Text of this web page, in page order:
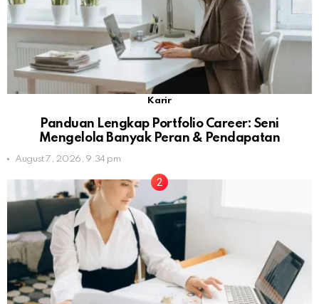
Karir
Panduan Lengkap Portfolio Career: Seni
Mengelola Banyak Peran & Pendapatan
August 7, 2026, 9:34 pm